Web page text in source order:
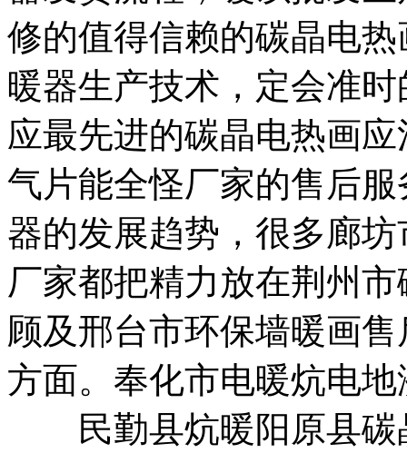
修的值得信赖的碳晶电
暖器生产技术， 定会准
应最先进的碳晶电热画
气片能全怪厂家的售后
器的发展趋势， 很多廊
厂家都把精力放在荆州
顾及邢台市环保墙暖画售
方面。 奉化市电暖炕电地
民勤县炕暖阳原县